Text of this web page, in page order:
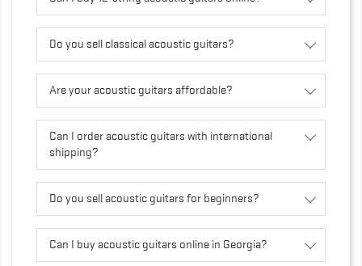
Do you sell classical acoustic guitars?
Are your acoustic guitars affordable?
Can I order acoustic guitars with international
shipping?
Do you sell acoustic guitars for beginners?
Can I buy acoustic guitars online in Georgia?